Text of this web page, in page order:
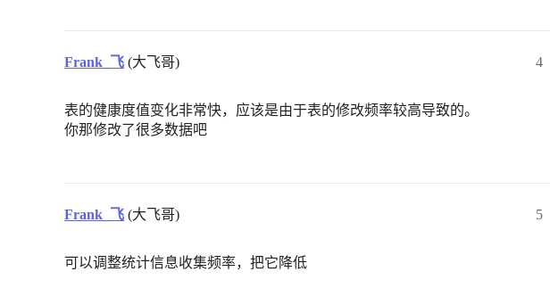
Frank_飞 (大飞哥) 4
表的健康度值变化非常快，应该是由于表的修改频率较高导致的。
你那修改了很多数据吧
Frank_飞 (大飞哥) 5
可以调整统计信息收集频率，把它降低